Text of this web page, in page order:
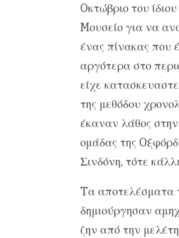
Oκτώβριο του
Mουσείο για να
ένας πίνακας που
αργότερα στο
είχε
της μεθόδου
έκαναν λάθος
ομάδας της
Σινδόνη, τότε
Tα αποτελέσματα
δημιούργησαν
ζην από την